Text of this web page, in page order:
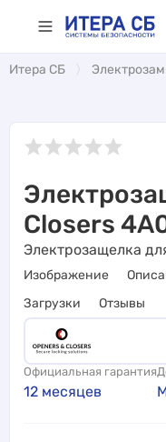
Итера СБ
Closers
Электрозащелка
Изображение
Загрузки
Отзывы
Официальная гарантия
12 месяцев